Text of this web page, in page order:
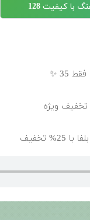
با کیفیت 128
تخفیف